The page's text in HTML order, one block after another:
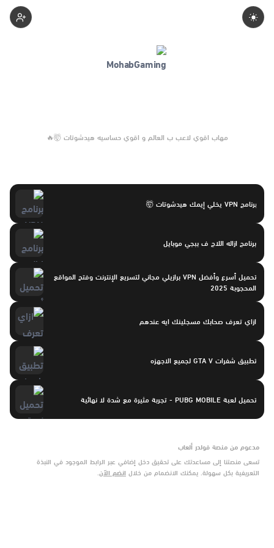
مهاب اقوي لاعب ب العالم و اقوي حساسيه هيدشوتات 🤯🔥
برنامج VPN يخلي إيمك هيدشوتات 🤯
برنامج ازاله اللاج ف ببجي موبايل
تحميل أسرع وأفضل VPN برازيلي مجاني لتسريع الإنترنت وفتح المواقع
المحجوبة 2025
ازاي تعرف صحابك مسجلينك ايه عندهم
تطبيق شفرات GTA V لجميع الاجهزه
تحميل لعبة PUBG MOBILE - تجربة مثيرة مع شدة لا نهائية
مدعوم من منصة فولدر ألعاب
تسعى منصتنا إلى مساعدتك على تحقيق دخل إضافي عبر الرابط الموجود في النبذة
التعريفية بكل سهولة. يمكنك الانضمام من خلال انضم الآن